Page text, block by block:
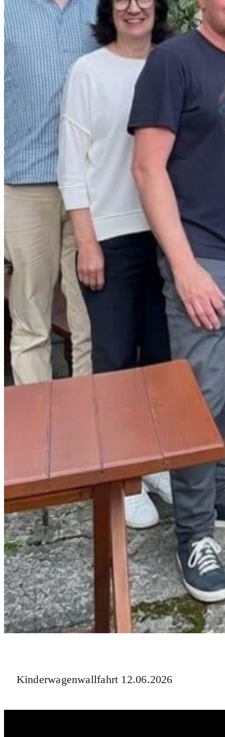
Kinderwagenwallfahrt 12.06.2026